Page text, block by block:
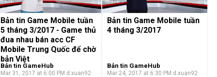
Bản tin Game Mobile tuần
5 tháng 3/2017 - Game thủ
đua nhau bán acc CF
Mobile Trung Quốc để chờ
bản Việt
Bản tin GameHub
Mar 31, 2017 at 6:00 PM d.xuan92
Bản tin Game Mobile tuần
4 tháng 3/2017
Bản tin GameHub
Mar 24, 2017 at 6:30 PM d.xuan92